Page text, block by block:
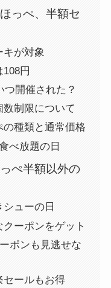
っぺ、半額セ
キが対象
円
つ開催された？
制限について
種類と通常価格
べ放題の日
ぺ半額以外の
ューの日
ーポンをゲット
ポンも見逃せな
セールもお得